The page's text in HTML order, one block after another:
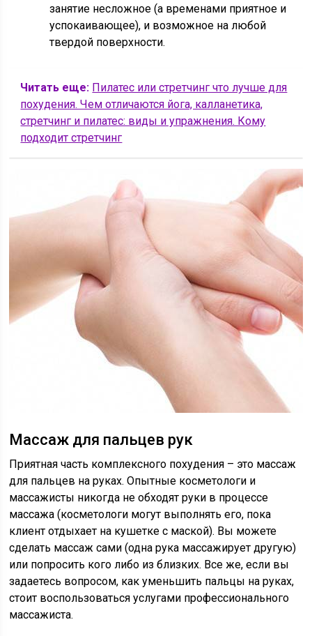
занятие несложное (а временами приятное и
успокаивающее), и возможное на любой
твердой поверхности.
Читать еще: Пилатес или стретчинг что лучше для
похудения. Чем отличаются йога, калланетика,
стретчинг и пилатес: виды и упражнения. Кому
подходит стретчинг
Массаж для пальцев рук
Приятная часть комплексного похудения – это массаж
для пальцев на руках. Опытные косметологи и
массажисты никогда не обходят руки в процессе
массажа (косметологи могут выполнять его, пока
клиент отдыхает на кушетке с маской). Вы можете
сделать массаж сами (одна рука массажирует другую)
или попросить кого либо из близких. Все же, если вы
задаетесь вопросом, как уменьшить пальцы на руках,
стоит воспользоваться услугами профессионального
массажиста.